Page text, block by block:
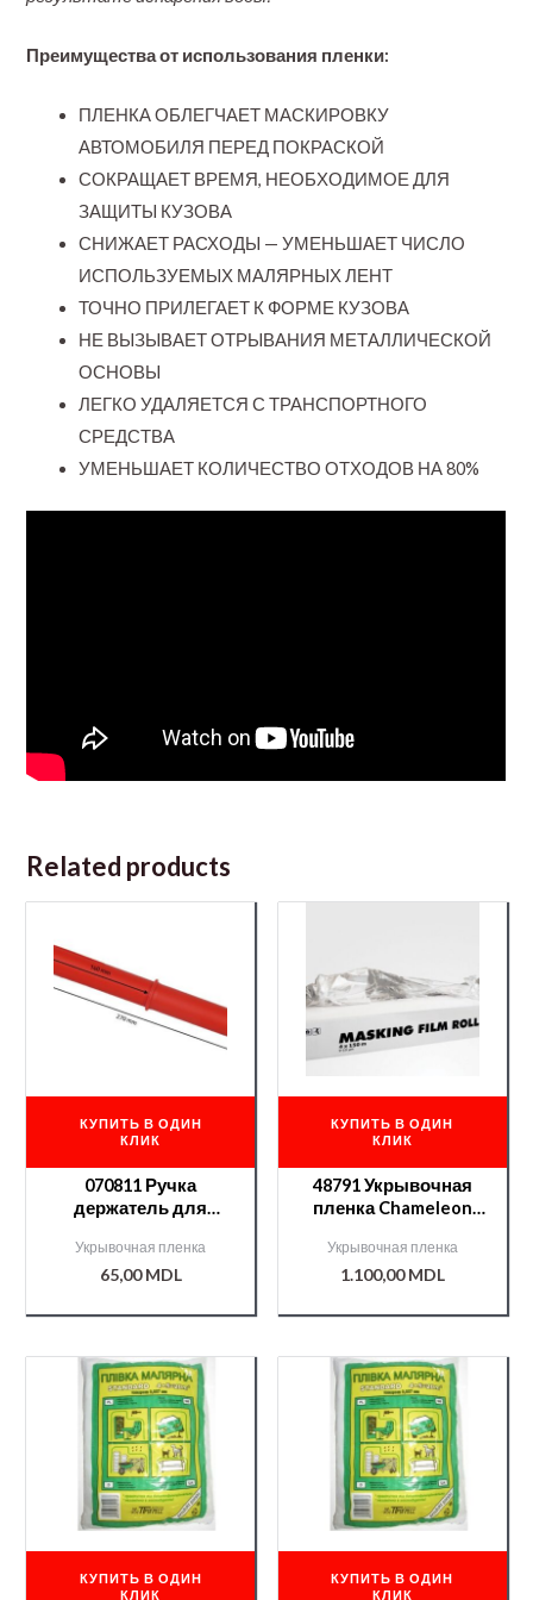
Преимущества от использования пленки:
ПЛЕНКА ОБЛЕГЧАЕТ МАСКИРОВКУ
АВТОМОБИЛЯ ПЕРЕД ПОКРАСКОЙ
СОКРАЩАЕТ ВРЕМЯ, НЕОБХОДИМОЕ ДЛЯ
ЗАЩИТЫ КУЗОВА
СНИЖАЕТ РАСХОДЫ — УМЕНЬШАЕТ ЧИСЛО
ИСПОЛЬЗУЕМЫХ МАЛЯРНЫХ ЛЕНТ
ТОЧНО ПРИЛЕГАЕТ К ФОРМЕ КУЗОВА
НЕ ВЫЗЫВАЕТ ОТРЫВАНИЯ МЕТАЛЛИЧЕСКОЙ
ОСНОВЫ
ЛЕГКО УДАЛЯЕТСЯ С ТРАНСПОРТНОГО
СРЕДСТВА
УМЕНЬШАЕТ КОЛИЧЕСТВО ОТХОДОВ НА 80%
Related products
КУПИТЬ В ОДИН
КЛИК
070811 Ручка
держатель для
Укрывочная пленка
65,00MDL
КУПИТЬ В ОДИН
КЛИК
48791 Укрывочная
пленка Chameleon
Укрывочная пленка
1.100,00MDL
КУПИТЬ В ОДИН
КЛИК
КУПИТЬ В ОДИН
КЛИК